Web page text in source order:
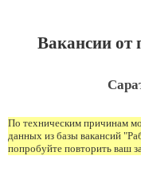
Вакансии от
По техническим причинам
данных из базы вакансий
попробуйте повторить ваш